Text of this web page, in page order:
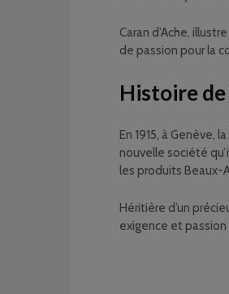
Caran d’Ache,
de passion pour la
Histoire de
En 1915, à Genève,
nouvelle société
les produits Beaux-
Héritière d’un
exigence et passion